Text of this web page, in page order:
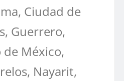
Ciudad de
⁠Guerrero,
de México,
Nayarit,